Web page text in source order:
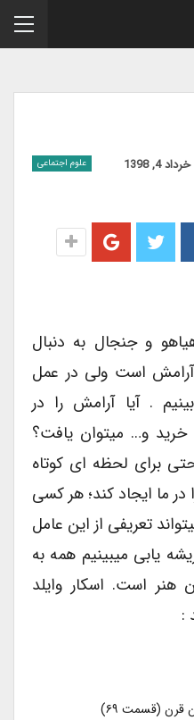
علوم اجتماعی 4, 1398
و جنجال به دنبال
است ولی در عمل
. آیا آرامش را در
خرید و… میتوان یافت؟
برای لحظه ای کوتاه
ما ایجاد کند؛ هر کسی
تعریفی از این عامل
یابی میبینیم همه به
است. اسکار وایلد
(قسمت ۶۹)